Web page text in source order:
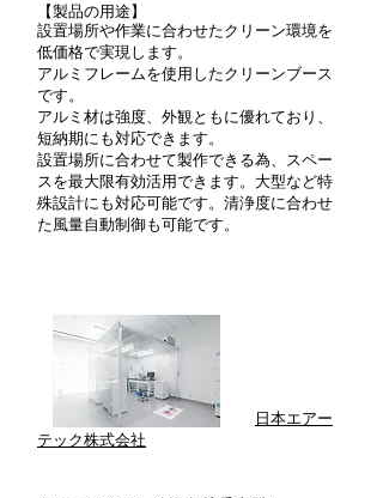
【製品の用途】
設置場所や作業に合わせたクリーン環境を
低価格で実現します。
アルミフレームを使用したクリーンブース
です。
アルミ材は強度、外観ともに優れており、
短納期にも対応できます。
設置場所に合わせて製作できる為、スペー
スを最大限有効活用できます。大型など特
殊設計にも対応可能です。清浄度に合わせ
た風量自動制御も可能です。
日本エアー
テック株式会社